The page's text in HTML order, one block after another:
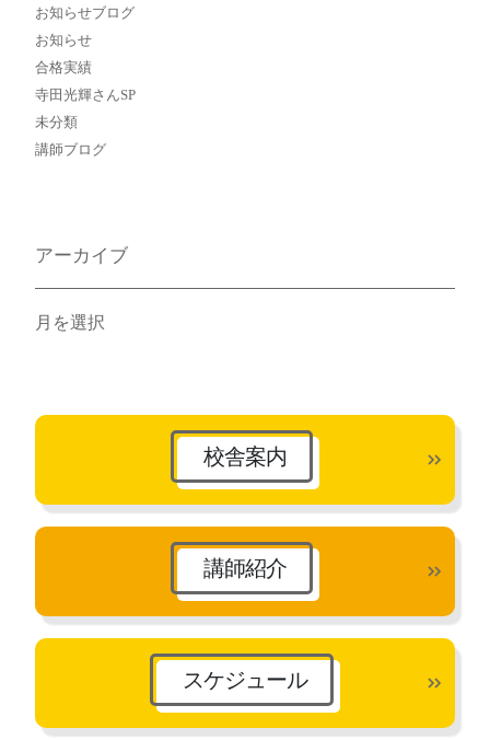
お知らせブログ
お知らせ
合格実績
寺田光輝さんSP
未分類
講師ブログ
アーカイブ
ア
ブ
校舎案内
講師紹介
スケジュール